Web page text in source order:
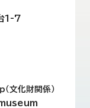
1-7
化財関係）